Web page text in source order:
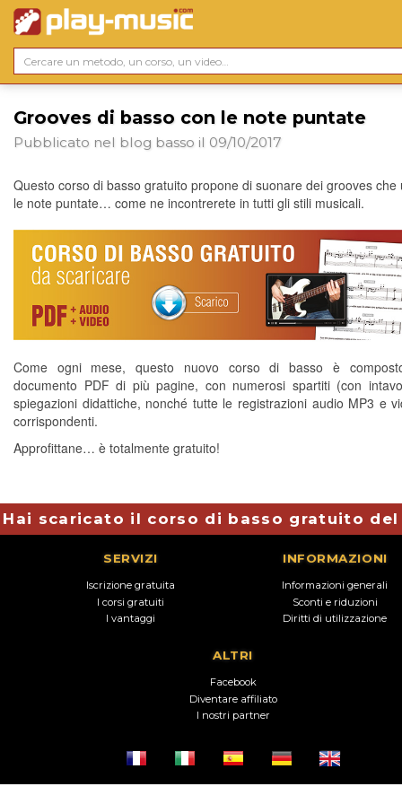
Grooves di basso con le note puntate
Pubblicato nel blog basso il 09/10/2017
Questo corso di basso gratuito propone di suonare dei grooves che
le note puntate… come ne incontrerete in tutti gli stili musicali.
Come ogni mese, questo nuovo corso di basso è
documento PDF di più pagine, con numerosi spartiti (con
spiegazioni didattiche, nonché tutte le registrazioni audio MP3 e
corrispondenti.
Approfittane… è totalmente gratuito!
Hai scaricato il corso di basso gratuito del
SERVIZI
Iscrizione gratuita
I corsi gratuiti
I vantaggi
INFORMAZIONI
Informazioni generali
Sconti e riduzioni
Diritti di utilizzazione
ALTRI
Facebook
Diventare affiliato
I nostri partner